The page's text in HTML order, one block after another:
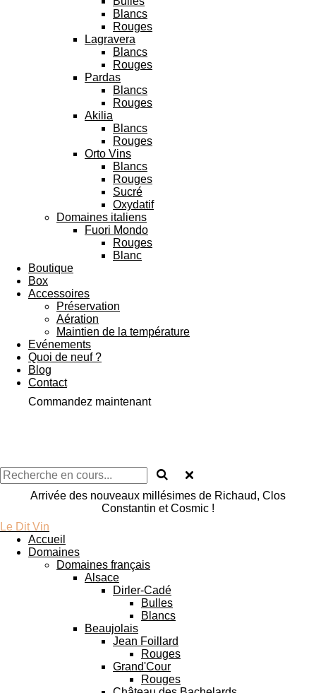
Blancs
Rouges
Lagravera
Blancs
Rouges
Pardas
Blancs
Rouges
Akilia
Blancs
Rouges
Orto Vins
Blancs
Rouges
Sucré
Oxydatif
Domaines italiens
Fuori Mondo
Rouges
Blanc
Boutique
Box
Accessoires
Préservation
Aération
Maintien de la température
Evénements
Quoi de neuf ?
Blog
Contact
Commandez maintenant
Arrivée des nouveaux millésimes de Richaud, Clos
Constantin et Cosmic !
Le Dit Vin
Accueil
Domaines
Domaines français
Alsace
Dirler-Cadé
Bulles
Blancs
Beaujolais
Jean Foillard
Rouges
Grand'Cour
Rouges